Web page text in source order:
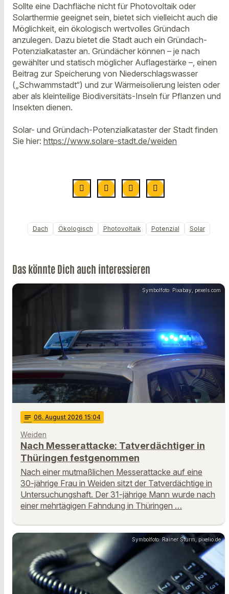
Sollte eine Dachfläche nicht für Photovoltaik oder
Solarthermie geeignet sein, bietet sich vielleicht auch die
Möglichkeit, ein ökologisch wertvolles Gründach
anzulegen. Dazu bietet die Stadt auch ein Gründach-
Potenzialkataster an. Gründächer können – je nach
gewählter und statisch möglicher Auflagestärke –, einen
Beitrag zur Speicherung von Niederschlagswasser
(„Schwammstadt“) und zur Wärmeisolierung leisten oder
aber als kleinteilige Biodiversitäts-Inseln für Pflanzen und
Insekten dienen.
Solar- und Gründach-Potenzialkataster der Stadt finden
Sie hier: https://www.solare-stadt.de/weiden
Dach Ökologisch Photovoltaik Potenzial Solar
Das könnte Dich auch interessieren
Symbolfoto: Pixabay, pexels.com
notes 06. August 2026 15:04
Weiden
Nach Messerattacke: Tatverdächtiger in
Thüringen festgenommen
Nach einer mutmaßlichen Messerattacke auf eine
30-jährige Frau in Weiden sitzt der Tatverdächtige in
Untersuchungshaft. Der 31-jährige Mann wurde nach
einer mehrtägigen Fahndung in Thüringen …
Symbolfoto: Rainer Sturm, pixelio.de